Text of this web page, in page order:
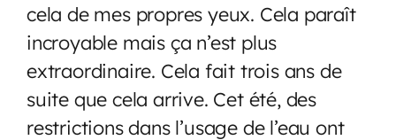
cela de mes propres yeux. Cela paraît
incroyable mais ça n’est plus
extraordinaire. Cela fait trois ans de
suite que cela arrive. Cet été, des
restrictions dans l’usage de l’eau ont